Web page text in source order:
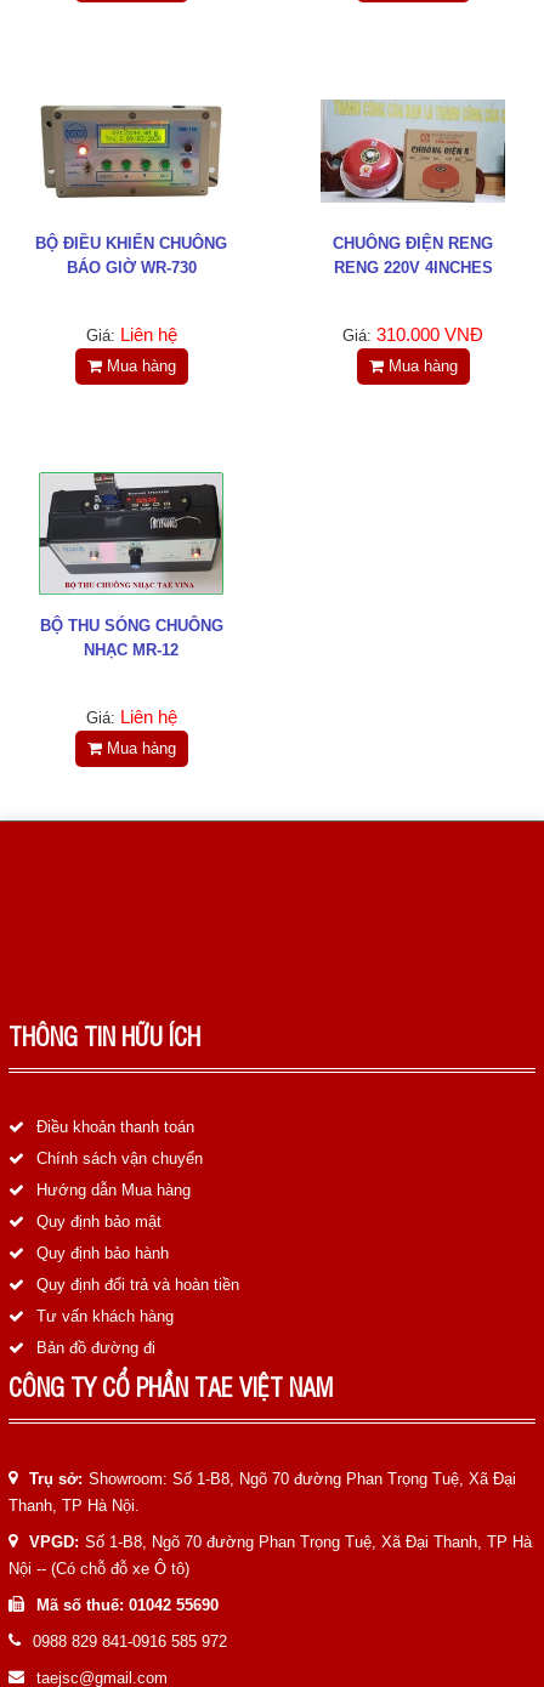
BỘ ĐIỀU KHIỂN CHUÔNG
BÁO GIỜ WR-730
Giá: Liên hệ
Mua hàng
CHUÔNG ĐIỆN RENG
RENG 220V 4INCHES
Giá: 310.000 VNĐ
Mua hàng
BỘ THU SÓNG CHUÔNG
NHẠC MR-12
Giá: Liên hệ
Mua hàng
THÔNG TIN HỮU ÍCH
Điều khoản thanh toán
Chính sách vận chuyển
Hướng dẫn Mua hàng
Quy định bảo mật
Quy định bảo hành
Quy định đổi trả và hoàn tiền
Tư vấn khách hàng
Bản đồ đường đi
CÔNG TY CỔ PHẦN TAE VIỆT NAM
Trụ sở: Showroom: Số 1-B8, Ngõ 70 đường Phan Trọng Tuệ, Xã Đại
Thanh, TP Hà Nội.
VPGD: Số 1-B8, Ngõ 70 đường Phan Trọng Tuệ, Xã Đại Thanh, TP Hà
Nội -- (Có chỗ đỗ xe Ô tô)
Mã số thuế: 01042 55690
0988 829 841-0916 585 972
taejsc@gmail.com